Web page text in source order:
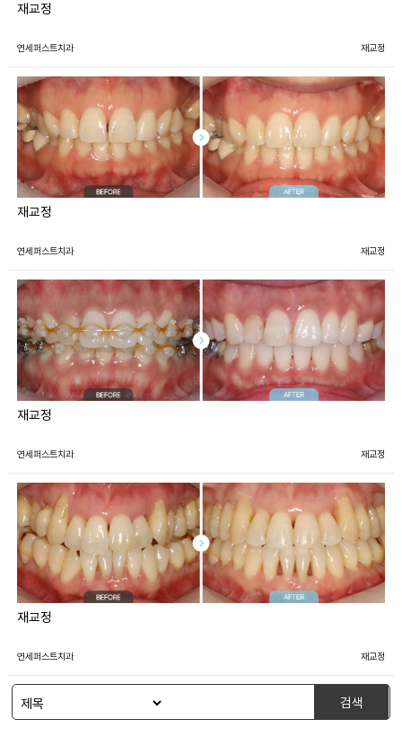
재교정
연세퍼스트치과 재교정
재교정
연세퍼스트치과 재교정
재교정
연세퍼스트치과 재교정
재교정
연세퍼스트치과 재교정
검색